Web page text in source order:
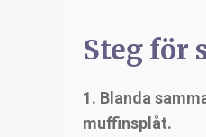
Steg för
1. Blanda
muffinsplåt.